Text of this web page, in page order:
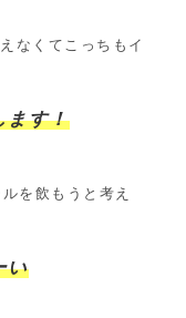
なくてこっちもイ
ます！
を飲もうと考え
い